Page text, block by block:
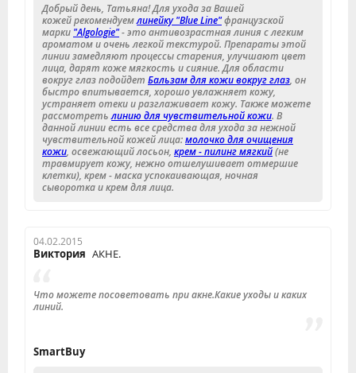
Добрый день, Татьяна! Для ухода за Вашей
кожей рекомендуемлинейку "Blue Line"французской
марки "Algologie"- это антивозрастная линия с легким
ароматом и очень легкой текстурой. Препараты этой
линии замедляют процессы старения, улучшают цвет
лица, дарят коже мягкость и сияние. Для области
вокруг глаз подойдет Бальзам для кожи вокруг глаз, он
быстро впитывается, хорошо увлажняет кожу,
устраняет отеки и разглаживает кожу. Также можете
рассмотретьлинию для чувствительной кожи. В
данной линии есть все средства для ухода за нежной
чувствительной кожей лица:молочко для очищения
кожи, освежающий лосьон, крем - пилинг мягкий(не
травмирует кожу, нежно отшелушивает отмершие
клетки), крем - маска успокаивающая, ночная
сыворотка и крем для лица.
04.02.2015
Виктория АКНЕ.
Что можете посоветовать при акне.Какие уходы и каких
линий.
SmartBuy